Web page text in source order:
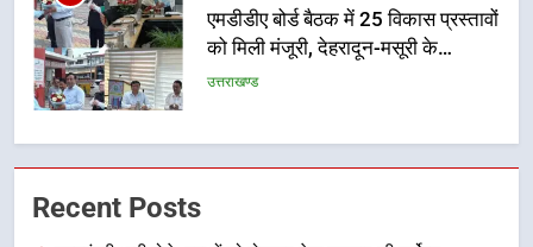
एमडीडीए बोर्ड बैठक में 25 विकास प्रस्तावों
को मिली मंजूरी, देहरादून-मसूरी के
नियोजित विकास को मिलेगी रफ्तार
उत्तराखण्ड
6
मुख्यमंत्री पुष्कर सिंह धामी के दिशा-निर्देशों
उत्तराखण्ड
Recent Posts